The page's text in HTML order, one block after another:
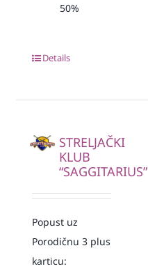
50%
Details
STRELJAČKI
KLUB
“SAGGITARIUS”
Popust uz
Porodičnu 3 plus
karticu: